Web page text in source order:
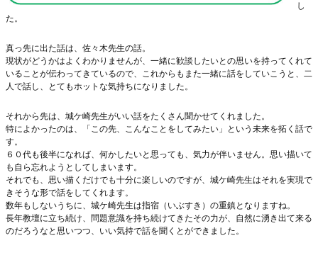
し
た。
真っ先に出た話は、佐々木先生の話。
現状がどうかはよくわかりませんが、一緒に歓談したいとの思いを持ってくれて
いることが伝わってきているので、これからもまた一緒に話をしていこうと、二
人で話し、とてもホットな気持ちになりました。
それから先は、城ケ崎先生がいい話をたくさん聞かせてくれました。
特によかったのは、「この先、こんなことをしてみたい」という未来を拓く話で
す。
６０代も後半になれば、何かしたいと思っても、気力が伴いません。思い描いて
も自ら忘れようとしてしまいます。
それでも、思い描くだけでも十分に楽しいのですが、城ケ崎先生はそれを実現で
きそうな形で話をしてくれます。
数年もしないうちに、城ケ崎先生は指宿（いぶすき）の重鎮となりますね。
長年教壇に立ち続け、問題意識を持ち続けてきたその力が、自然に湧き出て来る
のだろうなと思いつつ、いい気持で話を聞くとができました。